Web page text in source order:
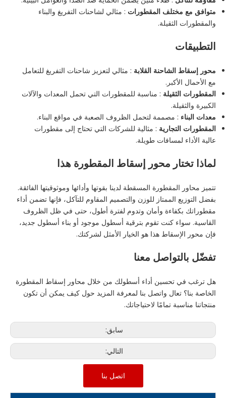
متوافق مع مختلف المقطورات : مثالي لشاحنات التفريغ والبناء
والمقطورات الثقيلة.
التطبيقات
محور إسقاط الشاحنة القلابة : مثالي لتعزيز شاحنات التفريغ للتعامل
مع الأحمال الأكبر.
المقطورات الثقيلة : مناسبة للمقطورات التي تحمل المعدات والآلات
الكبيرة والثقيلة.
معدات البناء : مصممة لتحمل الظروف الصعبة في مواقع البناء.
المقطورات التجارية : مثالية للشركات التي تحتاج إلى مقطورات
عالية الأداء لمسافات طويلة.
لماذا تختار محور إسقاط المقطورة هذا
تتميز محاور المقطورة المسقطة لدينا بقوتها وأدائها وموثوقيتها الفائقة.
بفضل التوزيع الممتاز للوزن والتصميم المقاوم للتآكل، فإنها تضمن أداء
مقطوراتك بكفاءة وأمان وتدوم لفترة أطول، حتى في ظل الظروف
القاسية. سواء كنت تقوم بترقية أسطول موجود أو بناء أسطول جديد،
فإن محور الإسقاط هذا هو الخيار الأمثل لشركتك.
تفضّل بالتواصل معنا
هل ترغب في تحسين أداء أسطولك من خلال محاور إسقاط المقطورة
الخاصة بنا؟ تعال واتصل بنا لمعرفة المزيد حول كيف يمكن أن تكون
منتجاتنا مناسبة تمامًا لاحتياجاتك.
سابق:
التالي:
اتصل بنا